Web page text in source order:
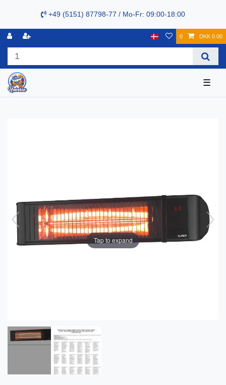
+49 (5151) 87798-77 / Mo-Fr: 09:00-18:00
0 DKK 0.00
☰
Tap to expand